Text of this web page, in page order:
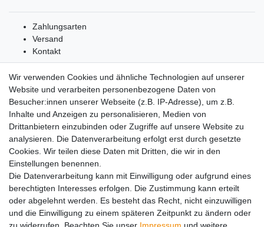
Zahlungsarten
Versand
Kontakt
Service
05651 – 927-5
(Montag bis Donnerstag von 7:00-12:00 und
von 13:00-16:00 Uhr)
Impressum Daten­schutz­erklärung AGB
Wir verwenden Cookies und ähnliche Technologien auf unserer
Website und verarbeiten personenbezogene Daten von
Besucher:innen unserer Webseite (z.B. IP-Adresse), um z.B.
Inhalte und Anzeigen zu personalisieren, Medien von
Drittanbietern einzubinden oder Zugriffe auf unsere Website zu
analysieren. Die Datenverarbeitung erfolgt erst durch gesetzte
Cookies. Wir teilen diese Daten mit Dritten, die wir in den
Einstellungen benennen.
Die Datenverarbeitung kann mit Einwilligung oder aufgrund eines
berechtigten Interesses erfolgen. Die Zustimmung kann erteilt
oder abgelehnt werden. Es besteht das Recht, nicht einzuwilligen
und die Einwilligung zu einem späteren Zeitpunkt zu ändern oder